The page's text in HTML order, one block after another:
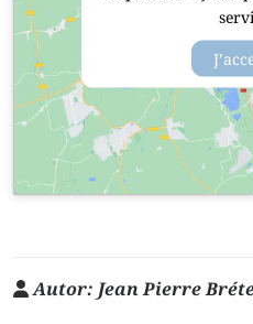
Autor: Jean Pierre